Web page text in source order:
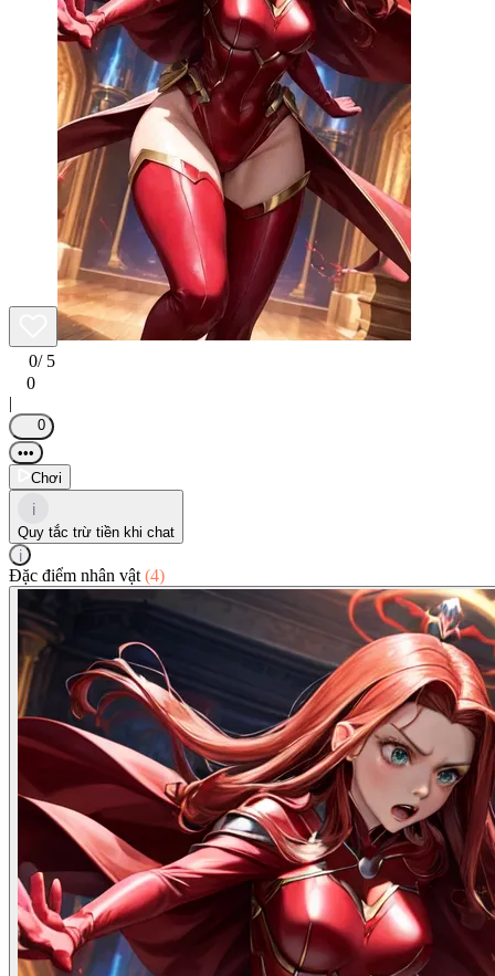
0/ 5
0
|
0
•••
Chơi
i
Quy tắc trừ tiền khi chat
i
Đặc điểm nhân vật (4)